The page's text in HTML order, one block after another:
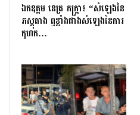
ឯកឧត្តម នេត្រ ភក្រ្តា៖ “សំឡេងនៃ
ភស្តុតាង ឮខ្លាំងជាងសំឡេងនៃការ
កុហក…